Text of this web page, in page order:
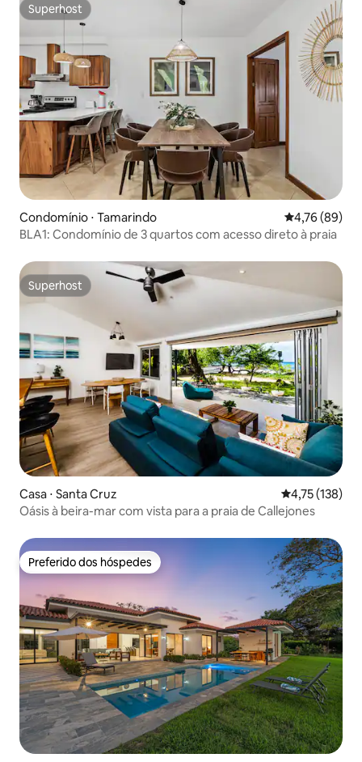
Superhost
Superhost
Condomínio ⋅ Tamarindo 4,76 de uma
4,76 (89)
BLA1: Condomínio de 3 quartos com acesso direto à praia
Superhost
Superhost
Casa ⋅ Santa Cruz 4,75 de uma
4,75 (138)
Oásis à beira-mar com vista para a praia de Callejones
Preferido dos hóspedes
Preferido dos hóspedes